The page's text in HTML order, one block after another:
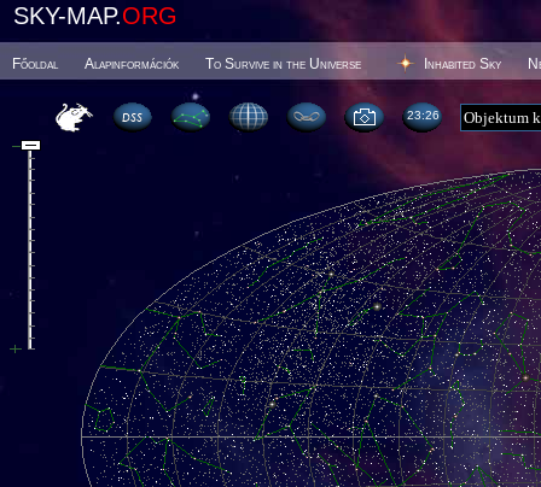
SKY-MAP.ORG
Főoldal Alapinformációk To Survive in the Universe Inhabited Sky
23 26